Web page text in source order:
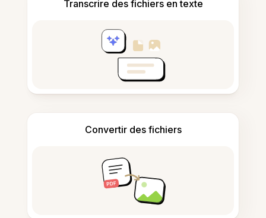
Transcrire des fichiers en texte
Convertir des fichiers